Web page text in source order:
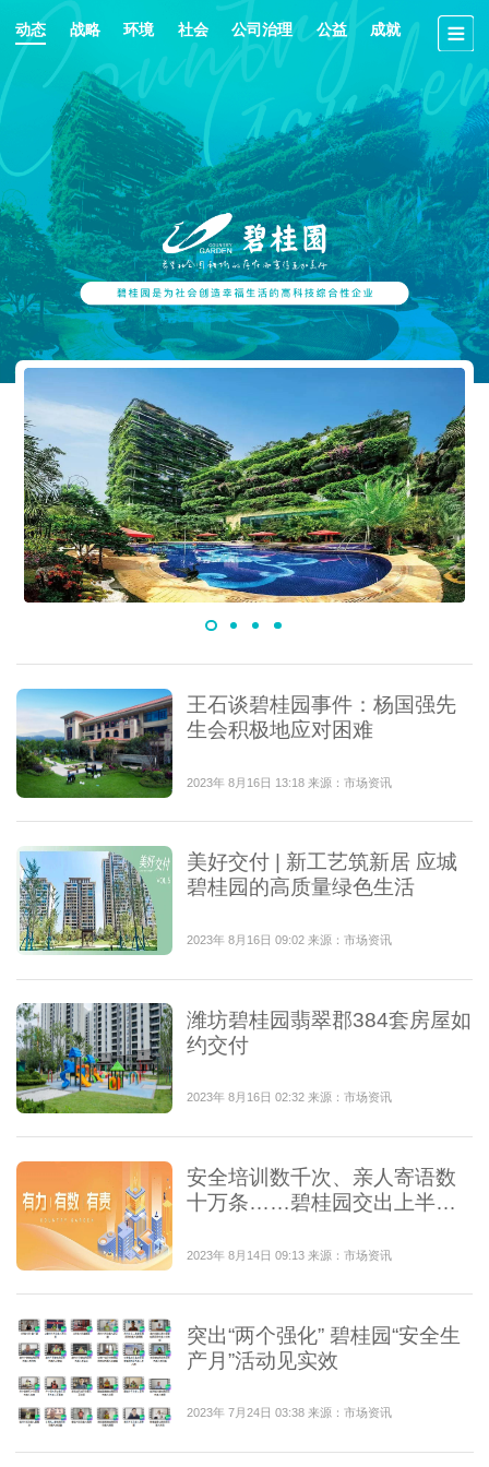
动态 战略 环境 社会 公司治理 公益 成就
王石谈碧桂园事件：杨国强先
生会积极地应对困难
2023年 8月16日 13:18 来源：市场资讯
美好交付 | 新工艺筑新居 应城
碧桂园的高质量绿色生活
2023年 8月16日 09:02 来源：市场资讯
潍坊碧桂园翡翠郡384套房屋如
约交付
2023年 8月16日 02:32 来源：市场资讯
安全培训数千次、亲人寄语数
十万条……碧桂园交出上半年
2023年 8月14日 09:13 来源：市场资讯
突出“两个强化” 碧桂园“安全生
产月”活动见实效
2023年 7月24日 03:38 来源：市场资讯